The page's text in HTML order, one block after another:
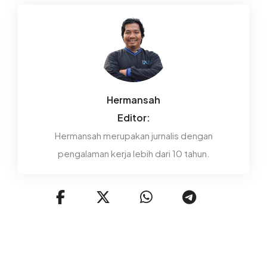
Hermansah
Editor:
Hermansah merupakan jurnalis dengan
pengalaman kerja lebih dari 10 tahun.